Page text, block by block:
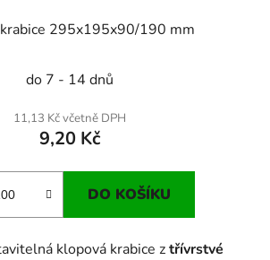
295x195x90/190 mm
do 7 - 14 dnů
11,13 Kč včetně DPH
9,20 Kč
DO KOŠÍKU
klopová krabice ztřívrstvé